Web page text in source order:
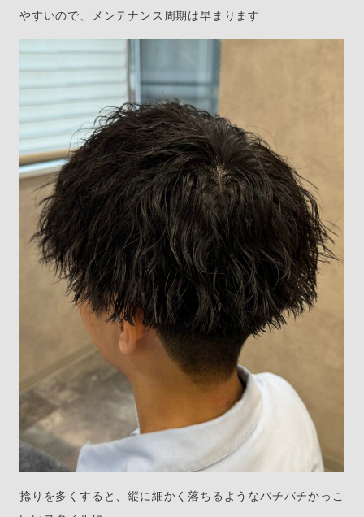
やすいので、メンテナンス周期は早まります
捻りを多くすると、縦に細かく落ちるようなバチバチかっこ